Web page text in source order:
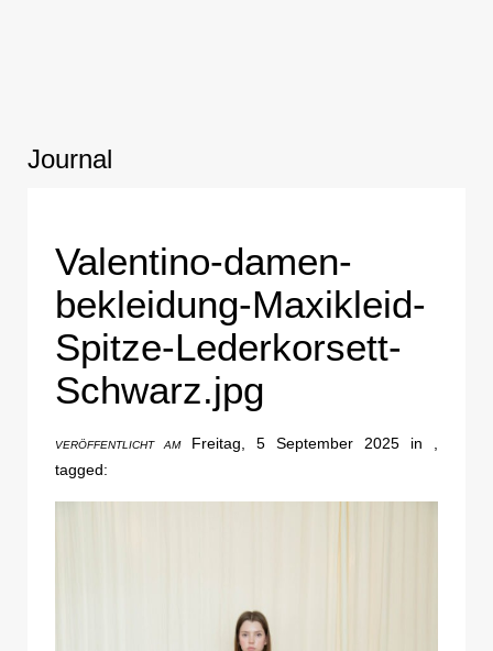
Journal
Valentino-damen-
bekleidung-Maxikleid-
Spitze-Lederkorsett-
Schwarz.jpg
VERÖFFENTLICHT AMFreitag, 5 September 2025 in ,
tagged: